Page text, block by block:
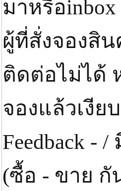
มาหรือinbox
ผู้ที่สั่งจองสิ
ติดต่อไม่ได้
จองแล้วเงี
Feedback -
(ซื้อ - ขาย กั